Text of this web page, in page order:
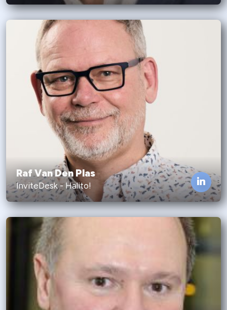
Raf Van Den Plas
InviteDesk - Halito!